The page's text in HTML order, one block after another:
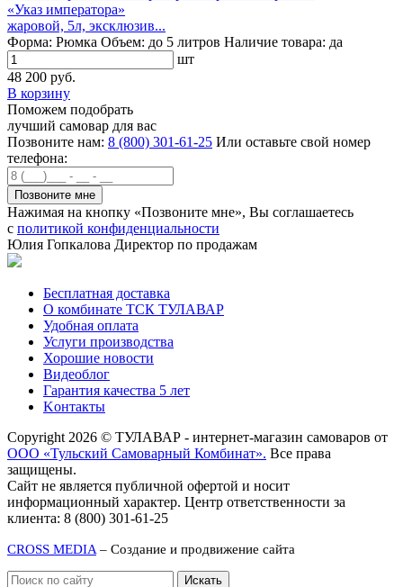
«Указ императора»
жаровой, 5л, эксклюзив...
Форма: Рюмка Объем: до 5 литров Наличие товара: да
шт
48 200 руб.
В корзину
Поможем подобрать
лучший самовар для вас
Позвоните нам: 8 (800) 301-61-25 Или оставьте свой номер
телефона:
Нажимая на кнопку «Позвоните мне», Вы соглашаетесь
с политикой конфиденциальности
Юлия Гопкалова Директор по продажам
Бесплатная доставка
О комбинате ТСК ТУЛАВАР
Удобная оплата
Услуги производства
Хорошие новости
Видеоблог
Гарантия качества 5 лет
Kонтакты
Copyright 2026 © ТУЛАВАР - интернет-магазин самоваров от
ООО «Тульский Самоварный Комбинат». Все права
защищены.
Сайт не является публичной офертой и носит
информационный характер. Центр ответственности за
клиента: 8 (800) 301-61-25
CROSS MEDIA – Создание и продвижение сайта